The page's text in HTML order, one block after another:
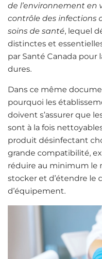
de l’environnement en
contrôle des infections
soins de santé, lequel
distinctes et
par Santé Canada pour
dures.
Dans ce même
pourquoi les
doivent s’assurer que
sont à la fois
produit désinfectant
grande compatibilité,
réduire au minimum le
stocker et d’étendre le
d’équipement.